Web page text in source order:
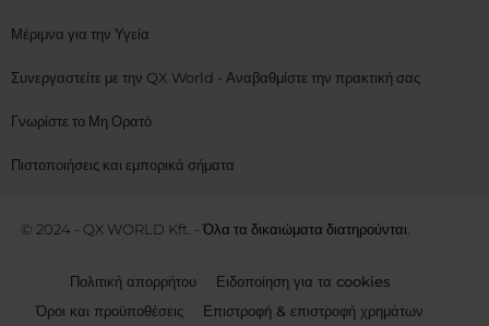
Μέριμνα για την Υγεία
Συνεργαστείτε με την QX World - Αναβαθμίστε την πρακτική σας
Γνωρίστε το Μη Ορατό
Πιστοποιήσεις και εμπορικά σήματα
© 2024 - QX WORLD Kft. - Όλα τα δικαιώματα διατηρούνται.
Πολιτική απορρήτου
Ειδοποίηση για τα cookies
Όροι και προϋποθέσεις
Επιστροφή & επιστροφή χρημάτων